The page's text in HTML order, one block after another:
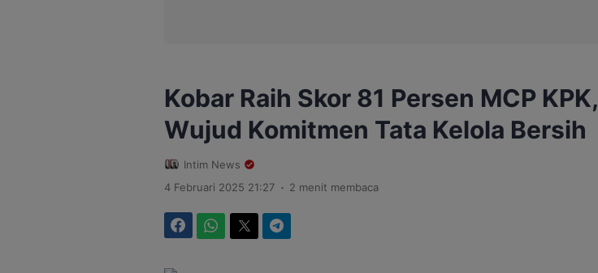
Kobar Raih Skor 81 Persen MCP KPK,
Wujud Komitmen Tata Kelola Bersih
Intim News
4 Februari 2025 21:27 . 2 menit membaca